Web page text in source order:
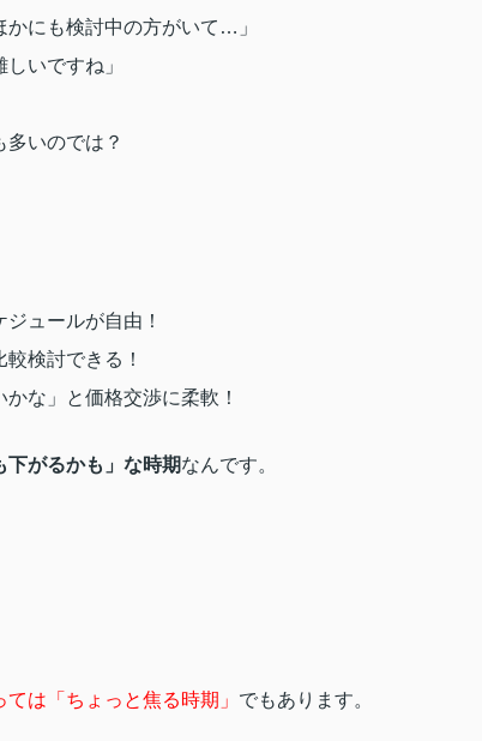
にも検討中の方がいて…」
いですね」
いのでは？
ュールが自由！
検討できる！
な」と価格交渉に柔軟！
下がるかも」な時期なんです。
は「ちょっと焦る時期」 でもあります。